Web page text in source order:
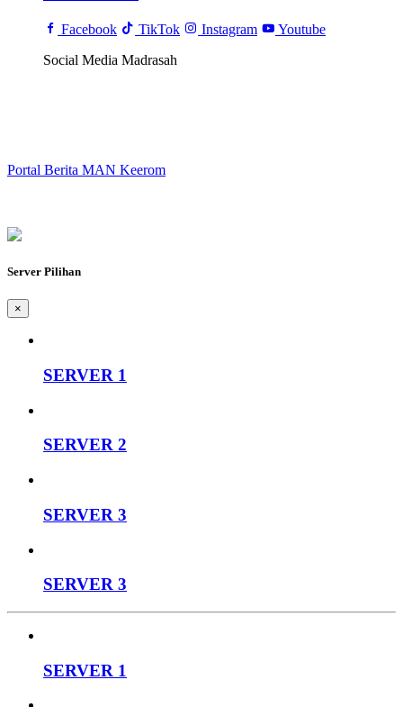
Facebook TikTok Instagram
Youtube
Social Media Madrasah
Portal Berita MAN Keerom
Server Pilihan
×
SERVER 1
SERVER 2
SERVER 3
SERVER 3
SERVER 1